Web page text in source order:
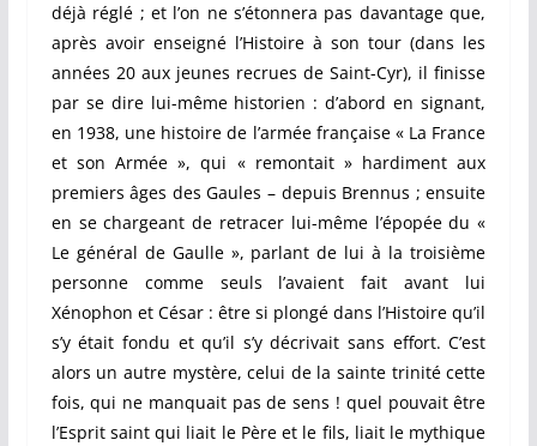
déjà réglé ; et l’on ne s’étonnera pas davantage que,
après avoir enseigné l’Histoire à son tour (dans les
années 20 aux jeunes recrues de Saint-Cyr), il finisse
par se dire lui-même historien : d’abord en signant,
en 1938, une histoire de l’armée française « La France
et son Armée », qui « remontait » hardiment aux
premiers âges des Gaules – depuis Brennus ; ensuite
en se chargeant de retracer lui-même l’épopée du «
Le général de Gaulle », parlant de lui à la troisième
personne comme seuls l’avaient fait avant lui
Xénophon et César : être si plongé dans l’Histoire qu’il
s’y était fondu et qu’il s’y décrivait sans effort. C’est
alors un autre mystère, celui de la sainte trinité cette
fois, qui ne manquait pas de sens ! quel pouvait être
l’Esprit saint qui liait le Père et le fils, liait le mythique